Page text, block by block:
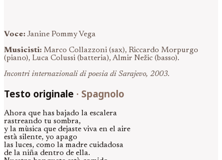
Voce: Janine Pommy Vega
Musicisti: Marco Collazzoni (sax), Riccardo Morpurgo
(piano), Luca Colussi (batteria), Almir Nežic (basso).
Incontri internazionali di poesia di Sarajevo, 2003.
Testo originale · Spagnolo
Ahora que has bajado la escalera
rastreando tu sombra,
y la mùsica que dejaste viva en el aire
està silente, yo apago
las luces, como la madre cuidadosa
de la niña dentro de ella.